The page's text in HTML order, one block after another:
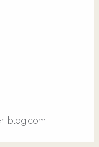
blog.com